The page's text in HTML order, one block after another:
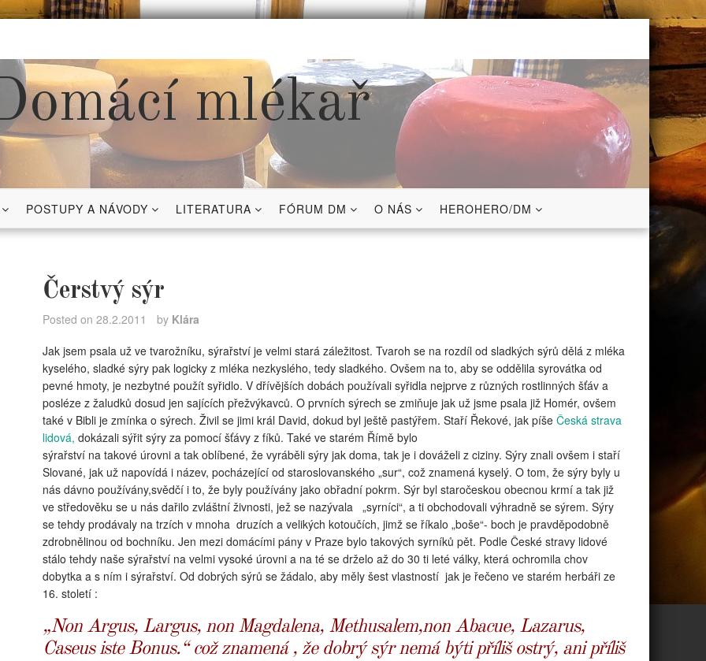
mlékař
POSTUPY A NÁVODY LITERATURA FÓRUM DM O NÁS HEROHERO/DM
Čerstvý sýr
Posted on 28.2.2011 by Klára
Jak jsem psala už ve tvarožníku, sýrařství je velmi stará záležitost. Tvaroh se na rozdíl od sladkých sýrů dělá z mléka
kyselého, sladké sýry pak logicky z mléka nezkyslého, tedy sladkého. Ovšem na to, aby se oddělila syrovátka od
pevné hmoty, je nezbytné použít syřidlo. V dřívějších dobách používali syřidla nejprve z různých rostlinných šťáv a
posléze z žaludků dosud jen sajících přežvýkavců. O prvních sýrech se zmiňuje jak už jsme psala již Homér, ovšem
také v Bibli je zmínka o sýrech. Živil se jimi král David, dokud byl ještě pastýřem. Staří Řekové, jak píše Česká strava
lidová, dokázali sýřit sýry za pomocí šťávy z fíků. Také ve starém Římě bylo
sýrařství na takové úrovni a tak oblíbené, že vyráběli sýry jak doma, tak je i dováželi z ciziny. Sýry znali ovšem i staří
Slované, jak už napovídá i název, pocházející od staroslovanského „sur“, což znamená kyselý. O tom, že sýry byly u
nás dávno používány,svědčí i to, že byly používány jako obřadní pokrm. Sýr byl staročeskou obecnou krmí a tak již
ve středověku se u nás dařilo zvláštní živnosti, jež se nazývala „syrníci“, a ti obchodovali výhradně se sýrem. Sýry
se tehdy prodávaly na trzích v mnoha druzích a velikých kotoučích, jimž se říkalo „boše“- boch je pravděpodobně
zdrobnělinou od bochníku. Jen mezi domácími pány v Praze bylo takových syrníků pět. Podle České stravy lidové
stálo tehdy naše sýrařství na velmi vysoké úrovni a na té se drželo až do 30 ti leté války, která ochromila chov
dobytka a s ním i sýrařství. Od dobrých sýrů se žádalo, aby měly šest vlastností jak je řečeno ve starém herbáři ze
16. století :
„Non Argus, Largus, non Magdalena, Methusalem,non Abacue, Lazarus,
Caseus iste Bonus.“ což znamená , že dobrý sýr nemá býti příliš ostrý, ani příliš